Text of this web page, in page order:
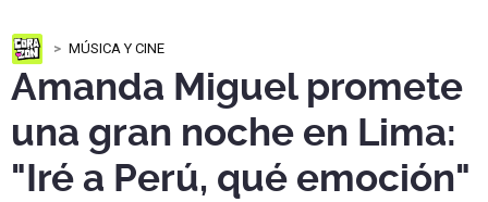
MÚSICA Y CINE
Amanda Miguel promete
una gran noche en Lima:
"Iré a Perú, qué emoción"